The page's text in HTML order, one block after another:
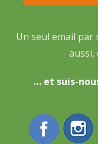
Un seul email par
aussi,
… et suis-